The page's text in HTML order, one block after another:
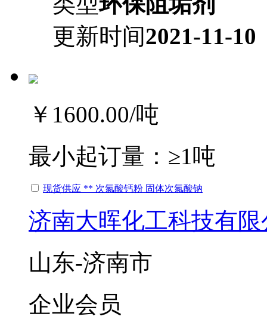
更新时间2021-11-10
￥1600.00/吨
最小起订量： ≥1吨
现货供应 ** 次氯酸钙粉 固体次氯酸钠
济南大晖化工科技有限
山东-济南市
企业会员